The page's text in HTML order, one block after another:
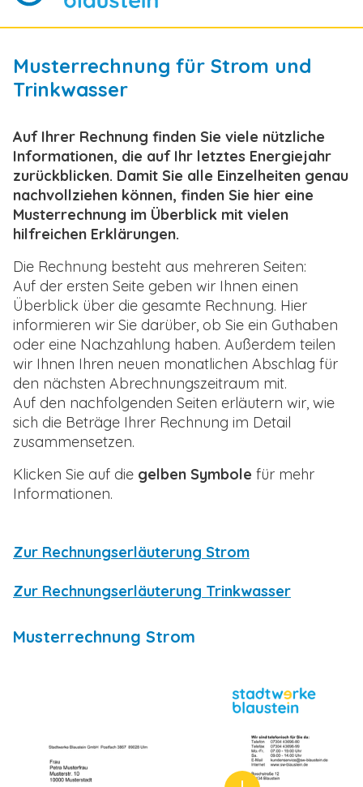
Musterrechnung für Strom und
Trinkwasser
Auf Ihrer Rechnung finden Sie viele nützliche
Informationen, die auf Ihr letztes Energiejahr
zurückblicken. Damit Sie alle Einzelheiten genau
nachvollziehen können, finden Sie hier eine
Musterrechnung im Überblick mit vielen
hilfreichen Erklärungen.
Die Rechnung besteht aus mehreren Seiten:
Auf der ersten Seite geben wir Ihnen einen
Überblick über die gesamte Rechnung. Hier
informieren wir Sie darüber, ob Sie ein Guthaben
oder eine Nachzahlung haben. Außerdem teilen
wir Ihnen Ihren neuen monatlichen Abschlag für
den nächsten Abrechnungszeitraum mit.
Auf den nachfolgenden Seiten erläutern wir, wie
sich die Beträge Ihrer Rechnung im Detail
zusammensetzen.
Klicken Sie auf die gelben Symbole für mehr
Informationen.
Zur Rechnungserläuterung Strom
Zur Rechnungserläuterung Trinkwasser
Musterrechnung Strom